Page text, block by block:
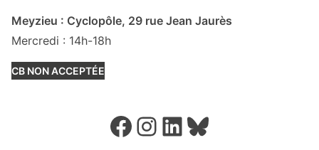
Meyzieu : Cyclopôle, 29 rue Jean Jaurès
Mercredi : 14h-18h
CB NON ACCEPTÉE
Facebook Instagram LinkedIn Bluesky